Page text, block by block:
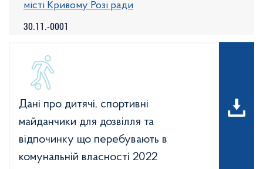
30.11.-0001
місті Кривому Розі ради
Дані про дитячі, спортивні
майданчики для дозвілля та
відпочинку що перебувають в
комунальній власності 2022